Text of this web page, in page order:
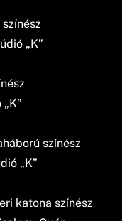
„K”
„K”
színész
„K”
katona színész